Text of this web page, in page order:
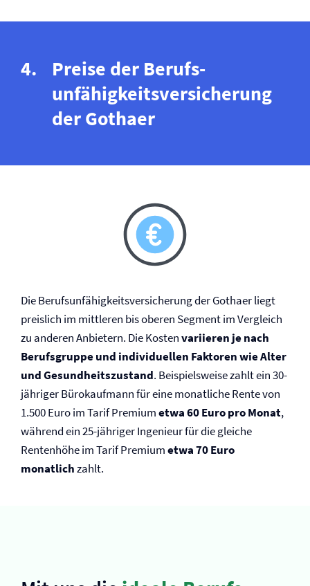
Preise der Berufs­
unfähigkeits­versicherung
der Gothaer
Die Berufs­unfähigkeits­versicherung der Gothaer liegt
preislich im mittleren bis oberen Segment im Vergleich
zu anderen Anbietern. Die Kostenvariieren je nach
Berufsgruppe und individuellen Faktoren wie Alter
und Gesundheitszustand. Beispielsweise zahlt ein 30-
jähriger Bürokaufmann für eine monatliche Rente von
1.500 Euro im Tarif Premiumetwa 60 Euro pro Monat,
während ein 25-jähriger Ingenieur für die gleiche
Rentenhöhe im Tarif Premiumetwa 70 Euro
monatlichzahlt.